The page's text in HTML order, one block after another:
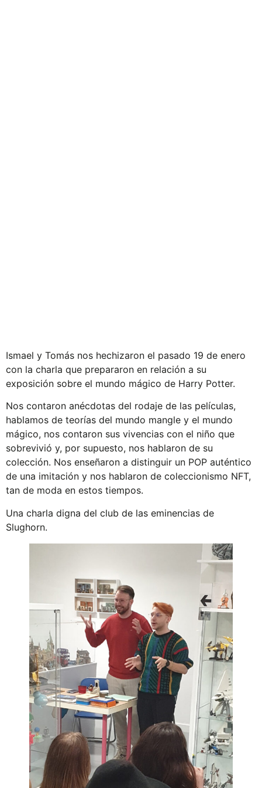
Ismael y Tomás nos hechizaron el pasado 19 de enero
con la charla que prepararon en relación a su
exposición sobre el mundo mágico de Harry Potter.
Nos contaron anécdotas del rodaje de las películas,
hablamos de teorías del mundo mangle y el mundo
mágico, nos contaron sus vivencias con el niño que
sobrevivió y, por supuesto, nos hablaron de su
colección. Nos enseñaron a distinguir un POP auténtico
de una imitación y nos hablaron de coleccionismo NFT,
tan de moda en estos tiempos.
Una charla digna del club de las eminencias de
Slughorn.